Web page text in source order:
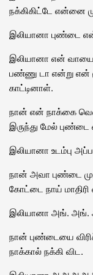
நக்கிகிட்டே என்னை
இலியானா புண்டை
இலியானா என்
பண்ணு டா என்று என்
காட்டினாள்.
நான் என் நாக்கை
இருந்து மேல்
இலியானா உடம்பு
நான் அவா புண்டை
கோட்டை நாய்
இலியானா அங்.
நான் புண்டையை
நாக்கால் நக்கி விட.